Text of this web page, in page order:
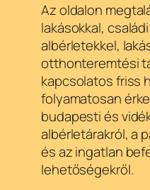
Az oldalon
lakásokkal,
albérletekkel,
otthonteremtési
kapcsolatos friss
folyamatosan
budapesti és
albérletárakról, a
és az ingatlan
lehetőségekről.